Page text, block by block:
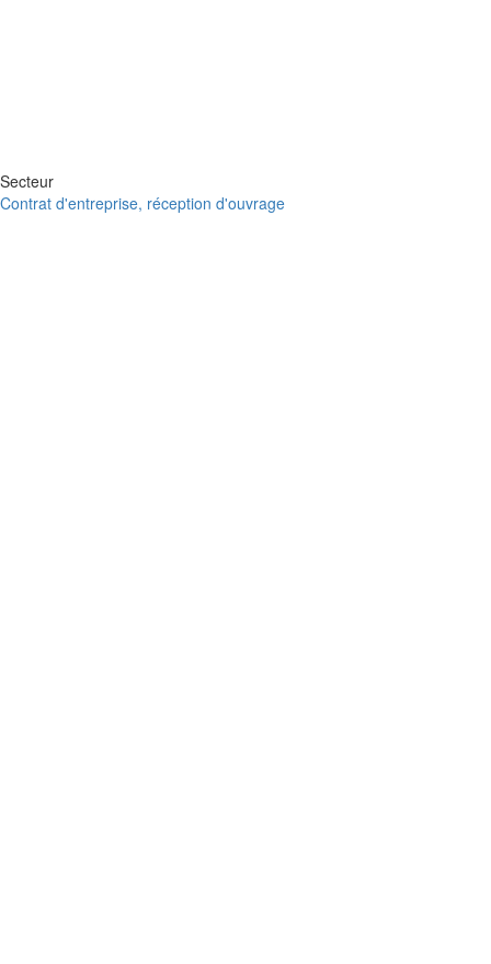
Secteur
Contrat d'entreprise, réception d'ouvrage